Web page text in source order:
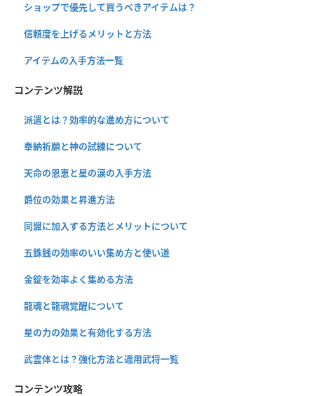
ショップで優先して買うべきアイテムは？
信頼度を上げるメリットと方法
アイテムの入手方法一覧
コンテンツ解説
派遣とは？効率的な進め方について
奉納祈願と神の試練について
天命の恩恵と星の涙の入手方法
爵位の効果と昇進方法
同盟に加入する方法とメリットについて
五銖銭の効率のいい集め方と使い道
金錠を効率よく集める方法
龍魂と龍魂覚醒について
星の力の効果と有効化する方法
武霊体とは？強化方法と適用武将一覧
コンテンツ攻略